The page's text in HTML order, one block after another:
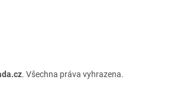
. Všechna práva vyhrazena.